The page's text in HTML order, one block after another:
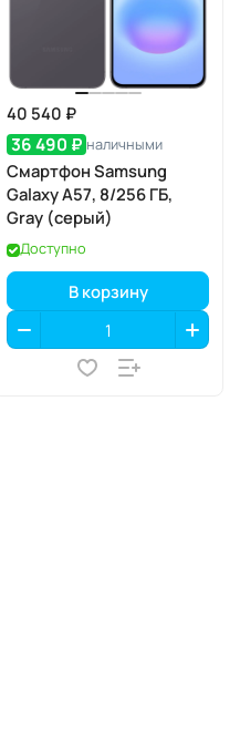
40 540 ₽
36 490 ₽ наличными
Смартфон Samsung
Galaxy A57, 8/256 ГБ,
Gray (серый)
Доступно
В корзину